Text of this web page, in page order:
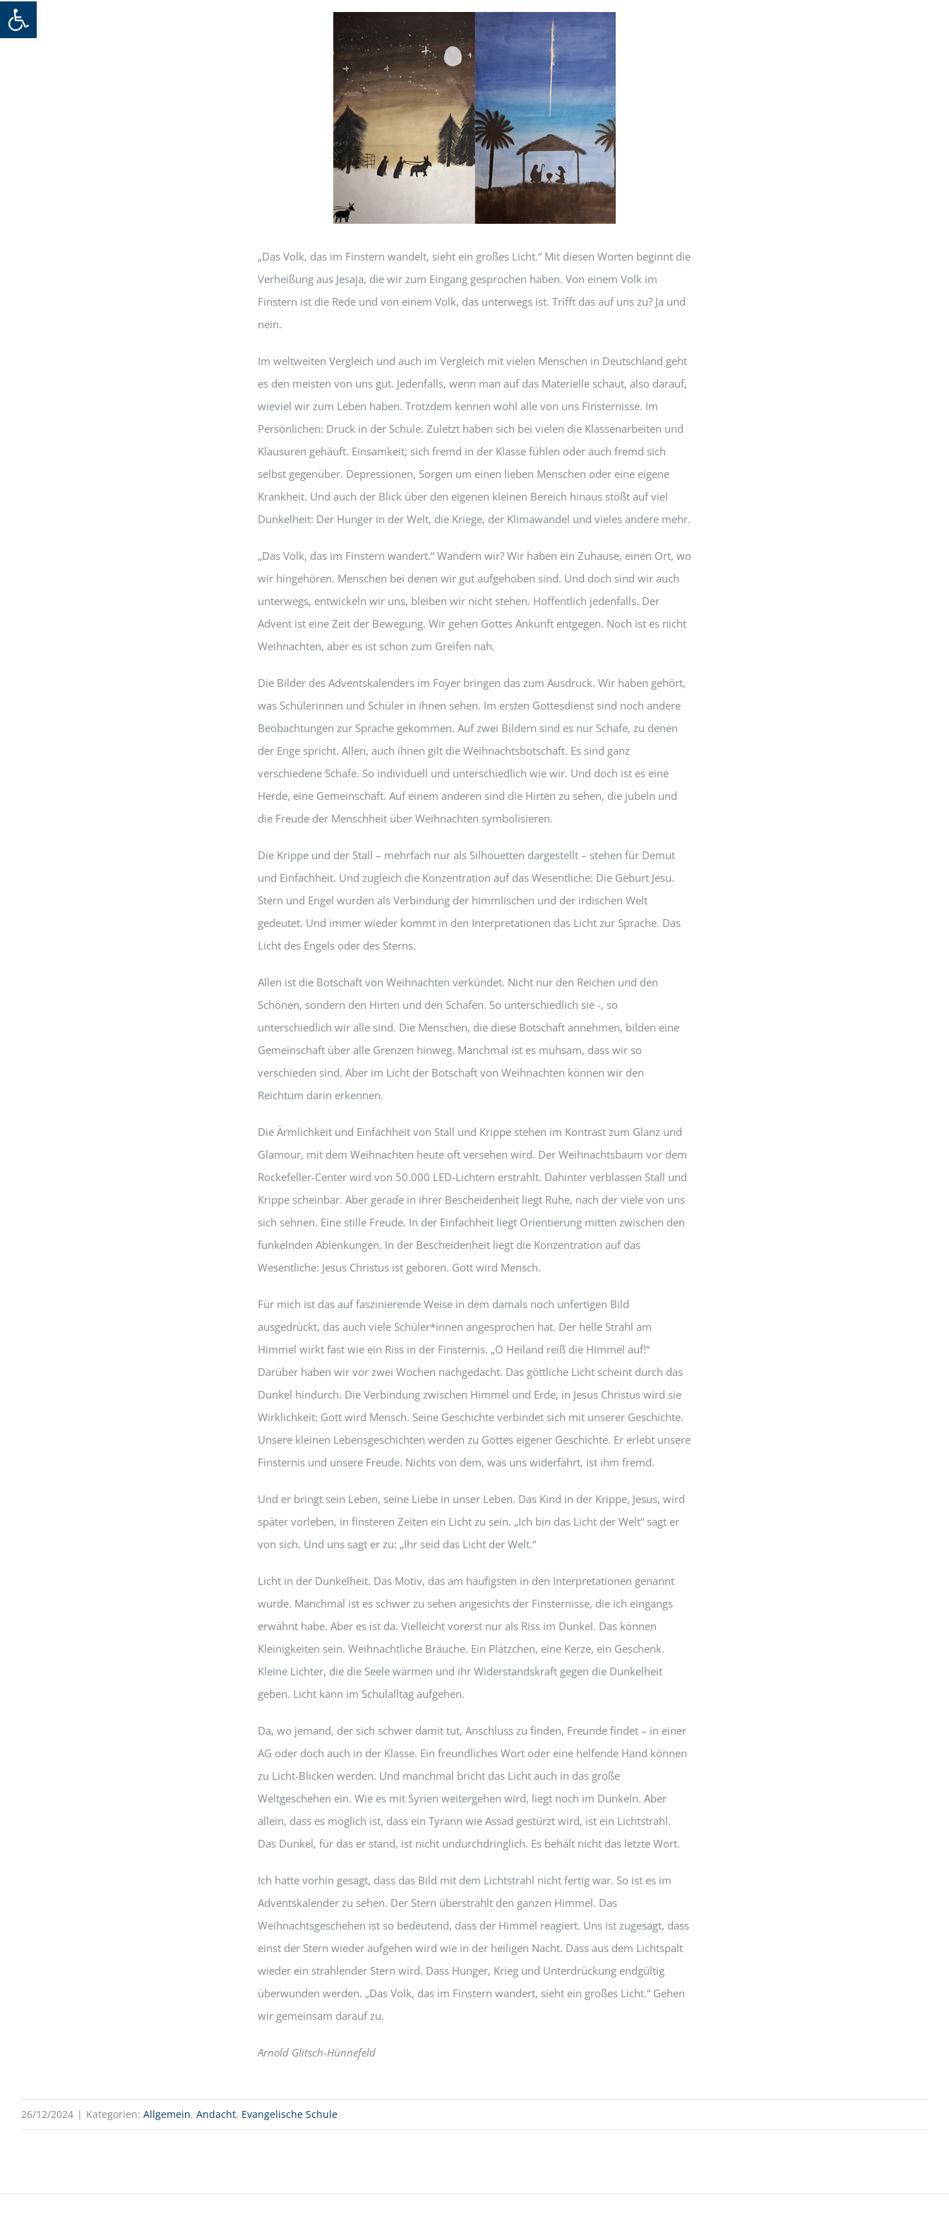
Werkzeugleiste öffnen
„Das Volk, das im Finstern wandelt, sieht ein großes Licht.“ Mit diesen Worten beginnt die
Verheißung aus Jesaja, die wir zum Eingang gesprochen haben. Von einem Volk im
Finstern ist die Rede und von einem Volk, das unterwegs ist. Trifft das auf uns zu? Ja und
nein.
Im weltweiten Vergleich und auch im Vergleich mit vielen Menschen in Deutschland geht
es den meisten von uns gut. Jedenfalls, wenn man auf das Materielle schaut, also darauf,
wieviel wir zum Leben haben. Trotzdem kennen wohl alle von uns Finsternisse. Im
Persönlichen: Druck in der Schule. Zuletzt haben sich bei vielen die Klassenarbeiten und
Klausuren gehäuft. Einsamkeit; sich fremd in der Klasse fühlen oder auch fremd sich
selbst gegenüber. Depressionen, Sorgen um einen lieben Menschen oder eine eigene
Krankheit. Und auch der Blick über den eigenen kleinen Bereich hinaus stößt auf viel
Dunkelheit: Der Hunger in der Welt, die Kriege, der Klimawandel und vieles andere mehr.
„Das Volk, das im Finstern wandert.“ Wandern wir? Wir haben ein Zuhause, einen Ort, wo
wir hingehören. Menschen bei denen wir gut aufgehoben sind. Und doch sind wir auch
unterwegs, entwickeln wir uns, bleiben wir nicht stehen. Hoffentlich jedenfalls. Der
Advent ist eine Zeit der Bewegung. Wir gehen Gottes Ankunft entgegen. Noch ist es nicht
Weihnachten, aber es ist schon zum Greifen nah.
Die Bilder des Adventskalenders im Foyer bringen das zum Ausdruck. Wir haben gehört,
was Schülerinnen und Schüler in ihnen sehen. Im ersten Gottesdienst sind noch andere
Beobachtungen zur Sprache gekommen. Auf zwei Bildern sind es nur Schafe, zu denen
der Enge spricht. Allen, auch ihnen gilt die Weihnachtsbotschaft. Es sind ganz
verschiedene Schafe. So individuell und unterschiedlich wie wir. Und doch ist es eine
Herde, eine Gemeinschaft. Auf einem anderen sind die Hirten zu sehen, die jubeln und
die Freude der Menschheit über Weihnachten symbolisieren.
Die Krippe und der Stall – mehrfach nur als Silhouetten dargestellt – stehen für Demut
und Einfachheit. Und zugleich die Konzentration auf das Wesentliche: Die Geburt Jesu.
Stern und Engel wurden als Verbindung der himmlischen und der irdischen Welt
gedeutet. Und immer wieder kommt in den Interpretationen das Licht zur Sprache. Das
Licht des Engels oder des Sterns.
Allen ist die Botschaft von Weihnachten verkündet. Nicht nur den Reichen und den
Schönen, sondern den Hirten und den Schafen. So unterschiedlich sie -, so
unterschiedlich wir alle sind. Die Menschen, die diese Botschaft annehmen, bilden eine
Gemeinschaft über alle Grenzen hinweg. Manchmal ist es mühsam, dass wir so
verschieden sind. Aber im Licht der Botschaft von Weihnachten können wir den
Reichtum darin erkennen.
Die Ärmlichkeit und Einfachheit von Stall und Krippe stehen im Kontrast zum Glanz und
Glamour, mit dem Weihnachten heute oft versehen wird. Der Weihnachtsbaum vor dem
Rockefeller-Center wird von 50.000 LED-Lichtern erstrahlt. Dahinter verblassen Stall und
Krippe scheinbar. Aber gerade in ihrer Bescheidenheit liegt Ruhe, nach der viele von uns
sich sehnen. Eine stille Freude. In der Einfachheit liegt Orientierung mitten zwischen den
funkelnden Ablenkungen. In der Bescheidenheit liegt die Konzentration auf das
Wesentliche: Jesus Christus ist geboren. Gott wird Mensch.
Für mich ist das auf faszinierende Weise in dem damals noch unfertigen Bild
ausgedrückt, das auch viele Schüler*innen angesprochen hat. Der helle Strahl am
Himmel wirkt fast wie ein Riss in der Finsternis. „O Heiland reiß die Himmel auf!“
Darüber haben wir vor zwei Wochen nachgedacht. Das göttliche Licht scheint durch das
Dunkel hindurch. Die Verbindung zwischen Himmel und Erde, in Jesus Christus wird sie
Wirklichkeit: Gott wird Mensch. Seine Geschichte verbindet sich mit unserer Geschichte.
Unsere kleinen Lebensgeschichten werden zu Gottes eigener Geschichte. Er erlebt unsere
Finsternis und unsere Freude. Nichts von dem, was uns widerfährt, ist ihm fremd.
Und er bringt sein Leben, seine Liebe in unser Leben. Das Kind in der Krippe, Jesus, wird
später vorleben, in finsteren Zeiten ein Licht zu sein. „Ich bin das Licht der Welt“ sagt er
von sich. Und uns sagt er zu: „Ihr seid das Licht der Welt.“
Licht in der Dunkelheit. Das Motiv, das am häufigsten in den Interpretationen genannt
wurde. Manchmal ist es schwer zu sehen angesichts der Finsternisse, die ich eingangs
erwähnt habe. Aber es ist da. Vielleicht vorerst nur als Riss im Dunkel. Das können
Kleinigkeiten sein. Weihnachtliche Bräuche. Ein Plätzchen, eine Kerze, ein Geschenk.
Kleine Lichter, die die Seele wärmen und ihr Widerstandskraft gegen die Dunkelheit
geben. Licht kann im Schulalltag aufgehen.
Da, wo jemand, der sich schwer damit tut, Anschluss zu finden, Freunde findet – in einer
AG oder doch auch in der Klasse. Ein freundliches Wort oder eine helfende Hand können
zu Licht-Blicken werden. Und manchmal bricht das Licht auch in das große
Weltgeschehen ein. Wie es mit Syrien weitergehen wird, liegt noch im Dunkeln. Aber
allein, dass es möglich ist, dass ein Tyrann wie Assad gestürzt wird, ist ein Lichtstrahl.
Das Dunkel, für das er stand, ist nicht undurchdringlich. Es behält nicht das letzte Wort.
Ich hatte vorhin gesagt, dass das Bild mit dem Lichtstrahl nicht fertig war. So ist es im
Adventskalender zu sehen. Der Stern überstrahlt den ganzen Himmel. Das
Weihnachtsgeschehen ist so bedeutend, dass der Himmel reagiert. Uns ist zugesagt, dass
einst der Stern wieder aufgehen wird wie in der heiligen Nacht. Dass aus dem Lichtspalt
wieder ein strahlender Stern wird. Dass Hunger, Krieg und Unterdrückung endgültig
überwunden werden. „Das Volk, das im Finstern wandert, sieht ein großes Licht.“ Gehen
wir gemeinsam darauf zu.
Arnold Glitsch-Hünnefeld
26/12/2024 | Kategorien: Allgemein, Andacht, Evangelische Schule